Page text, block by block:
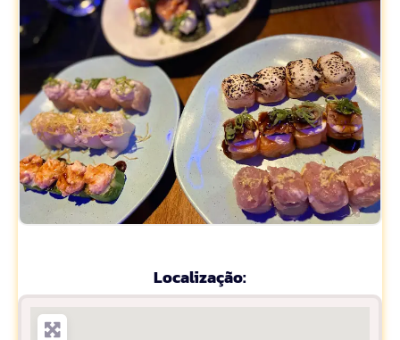
Localização: